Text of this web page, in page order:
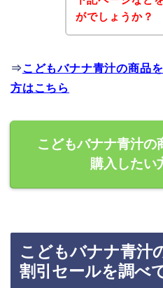
がでしょうか？
⇒ こどもバナナ青汁の商品
方はこちら
こどもバナナ青汁の
購入したい
こどもバナナ青汁
割引セールを調べ